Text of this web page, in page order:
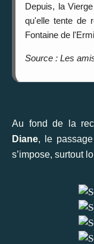
Depuis, la
qu'elle tente de
Fontaine de
Source : Les
Au fond de la
Diane, le
s’impose, surtout